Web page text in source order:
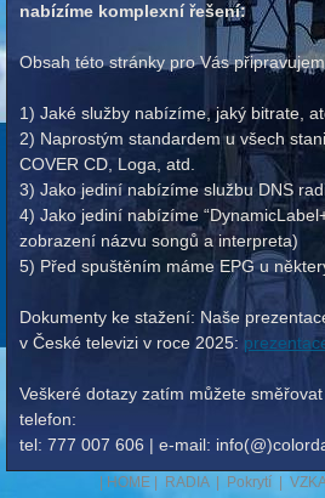
nabízíme komplexní řešení:
Obsah této stránky pro Vás
1) Jaké služby nabízíme, jaký bitrate,
2) Naprostým standardem u všech
COVER CD, Loga, atd.
3) Jako jediní nabízíme službu DNS
4) Jako jediní nabízíme
zobrazení názvu songů a interpreta)
5) Před spuštěním máme EPG u
Dokumenty ke stažení: Naše
v České televizi v roce 2025:
Veškeré dotazy zatím můžete
telefon:
tel: 777 007 606 | e-mail:
HOME| RADIA Pokrytí